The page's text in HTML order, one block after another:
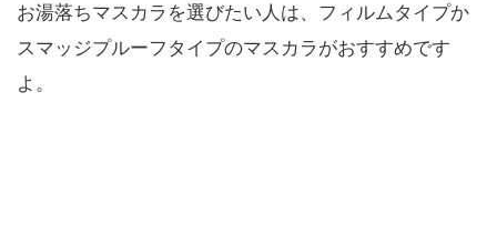
お湯落ちマスカラを選びたい人は、フィルムタイプか
スマッジプルーフタイプのマスカラがおすすめです
よ。